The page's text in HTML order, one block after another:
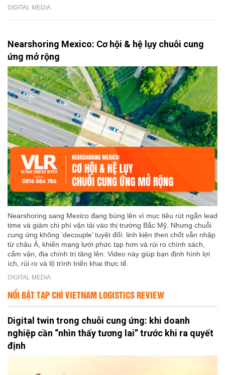
DIGITAL MEDIA
Nearshoring Mexico: Cơ hội & hệ lụy chuỗi cung
ứng mở rộng
Nearshoring sang Mexico đang bùng lên vì mục tiêu rút ngắn lead
time và giảm chi phí vận tải vào thị trường Bắc Mỹ. Nhưng chuỗi
cung ứng không ‘decouple’ tuyệt đối: linh kiện then chốt vẫn nhập
từ châu Á, khiến mạng lưới phức tạp hơn và rủi ro chính sách,
cấm vận, địa chính trị tăng lên. Video này giúp bạn định hình lợi
ích, rủi ro và lộ trình triển khai thực tế.
DIGITAL MEDIA
NỔI BẬT TẠP CHÍ VIETNAM LOGISTICS REVIEW
Digital twin trong chuỗi cung ứng: khi doanh
nghiệp cần “nhìn thấy tương lai” trước khi ra quyết
định